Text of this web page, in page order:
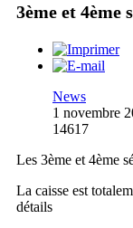
3ème et 4ème
News
1 novembre
14617
Les 3ème et 4ème
La caisse est
détails